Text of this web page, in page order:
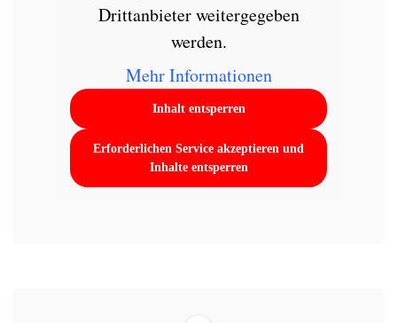
Drittanbieter weitergegeben
werden.
Mehr Informationen
Inhalt entsperren
Erforderlichen Service akzeptieren und
Inhalte entsperren